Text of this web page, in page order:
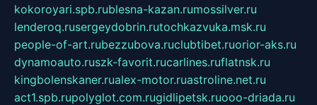
kokoroyari.spb.rublesna-kazan.rumossilver.ru
lenderoq.rusergeydobrin.rutochkazvuka.msk.ru
people-of-art.rubezzubova.ruclubtibet.ruorior-aks.ru
dynamoauto.ruszk-favorit.rucarlines.ruflatnsk.ru
kingbolenskaner.rualex-motor.ruastroline.net.ru
act1.spb.rupolyglot.com.rugidlipetsk.ruooo-driada.ru